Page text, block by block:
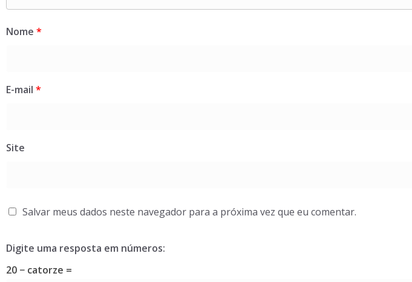
Nome *
E-mail *
Site
Salvar meus dados neste navegador para a próxima vez que eu comentar.
Digite uma resposta em números:
20 − catorze =